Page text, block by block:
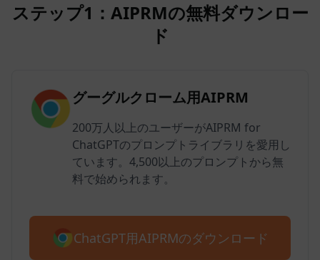
ステップ1：AIPRMの無料ダウンロー
ド
グーグルクローム用AIPRM
200万人以上のユーザーがAIPRM for
ChatGPTのプロンプトライブラリを愛用し
ています。4,500以上のプロンプトから無
料で始められます。
ChatGPT用AIPRMのダウンロード